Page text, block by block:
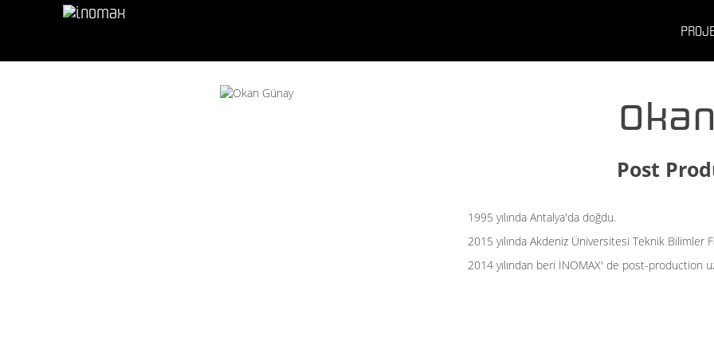
Post
1995 yılında Antalya'da doğdu.
2015 yılında Akdeniz Üniversitesi Teknik
2014 yılından beri İNOMAX' de post-production